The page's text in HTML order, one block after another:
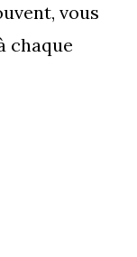
vous
chaque